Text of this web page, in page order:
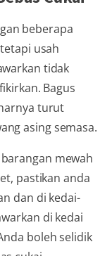
beberapa
usah
tidak
Bagus
turut
asing semasa.
mewah
pastikan anda
dan di kedai-
di kedai
boleh selidik